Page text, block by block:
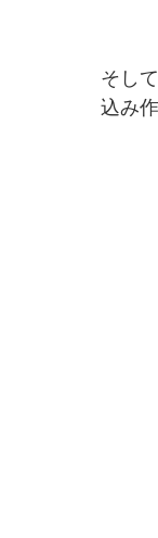
そし
込み